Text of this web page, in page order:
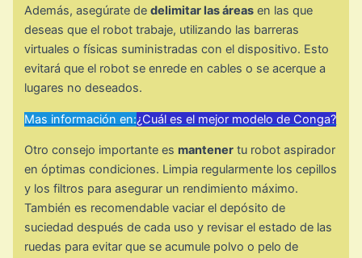
Además, asegúrate dedelimitar las áreas en las que
deseas que el robot trabaje, utilizando las barreras
virtuales o físicas suministradas con el dispositivo. Esto
evitará que el robot se enrede en cables o se acerque a
lugares no deseados.
Mas información en:¿Cuál es el mejor modelo de Conga?
Otro consejo importante es mantener tu robot aspirador
en óptimas condiciones. Limpia regularmente los cepillos
y los filtros para asegurar un rendimiento máximo.
También es recomendable vaciar el depósito de
suciedad después de cada uso y revisar el estado de las
ruedas para evitar que se acumule polvo o pelo de